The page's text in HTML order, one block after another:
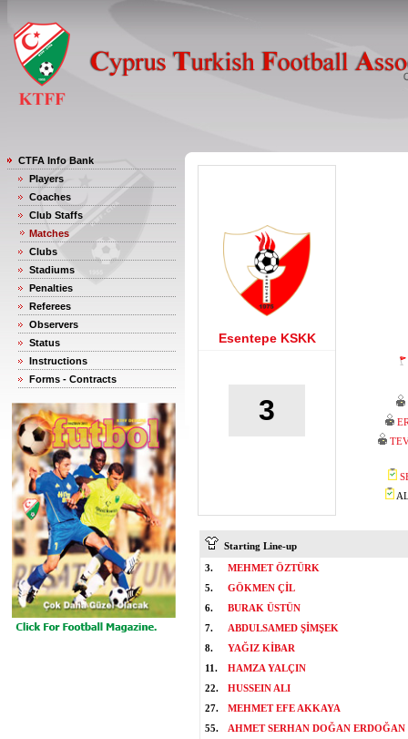
CTFA Info Bank
Players
Coaches
Club Staffs
Matches
Clubs
Stadiums
Penalties
Referees
Observers
Status
Instructions
Forms - Contracts
Esentepe KSKK
3
Starting Line-up
3.
MEHMET ÖZTÜRK
5.
GÖKMEN ÇİL
6.
BURAK ÜSTÜN
7.
ABDULSAMED ŞİMŞEK
8.
YAĞIZ KİBAR
11.
HAMZA YALÇIN
22.
HUSSEIN ALI
27.
MEHMET EFE AKKAYA
55.
AHMET SERHAN DOĞAN ERDOĞAN